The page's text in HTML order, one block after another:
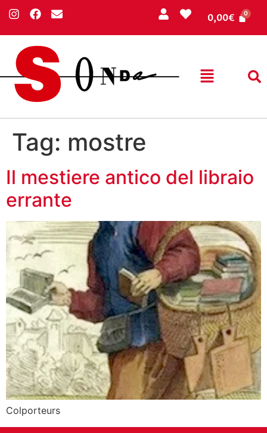
0,00€
Tag: mostre
Il mestiere antico del libraio
errante
Colporteurs